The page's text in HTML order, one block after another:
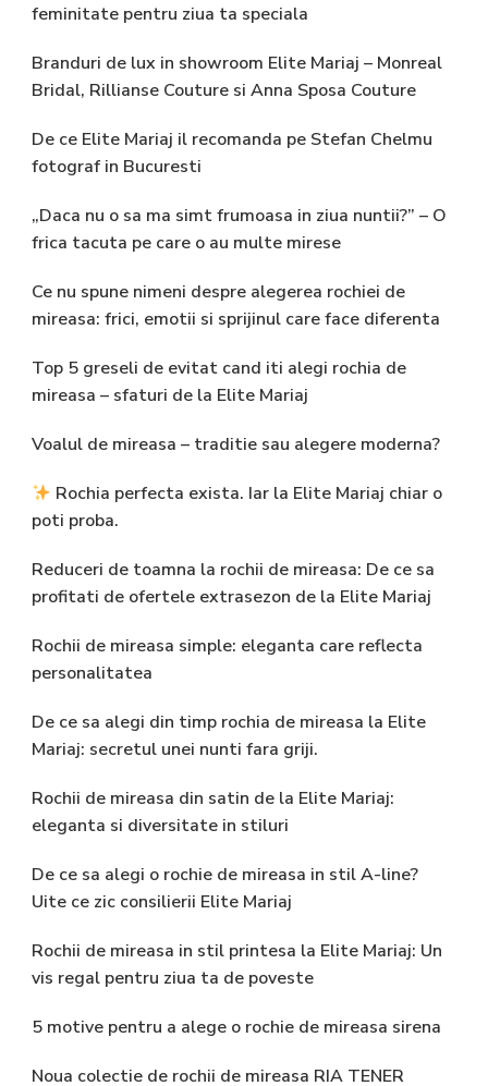
feminitate pentru ziua ta speciala
Branduri de lux in showroom Elite Mariaj – Monreal
Bridal, Rillianse Couture si Anna Sposa Couture
De ce Elite Mariaj il recomanda pe Stefan Chelmu
fotograf in Bucuresti
„Daca nu o sa ma simt frumoasa in ziua nuntii?” – O
frica tacuta pe care o au multe mirese
Ce nu spune nimeni despre alegerea rochiei de
mireasa: frici, emotii si sprijinul care face diferenta
Top 5 greseli de evitat cand iti alegi rochia de
mireasa – sfaturi de la Elite Mariaj
Voalul de mireasa – traditie sau alegere moderna?
Rochia perfecta exista. Iar la Elite Mariaj chiar o
poti proba.
Reduceri de toamna la rochii de mireasa: De ce sa
profitati de ofertele extrasezon de la Elite Mariaj
Rochii de mireasa simple: eleganta care reflecta
personalitatea
De ce sa alegi din timp rochia de mireasa la Elite
Mariaj: secretul unei nunti fara griji.
Rochii de mireasa din satin de la Elite Mariaj:
eleganta si diversitate in stiluri
De ce sa alegi o rochie de mireasa in stil A-line?
Uite ce zic consilierii Elite Mariaj
Rochii de mireasa in stil printesa la Elite Mariaj: Un
vis regal pentru ziua ta de poveste
5 motive pentru a alege o rochie de mireasa sirena
Noua colectie de rochii de mireasa RIA TENER